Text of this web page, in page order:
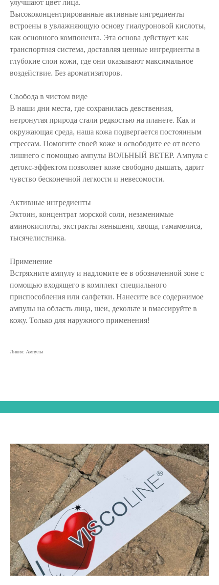
улучшают цвет лица.
Высококонцентрированные активные ингредиенты
встроены в увлажняющую основу гиалуроновой кислоты,
как основного компонента. Эта основа действует как
транспортная система, доставляя ценные ингредиенты в
глубокие слои кожи, где они оказывают максимальное
воздействие. Без ароматизаторов.
Свобода в чистом виде
В наши дни места, где сохранилась девственная,
нетронутая природа стали редкостью на планете. Как и
окружающая среда, наша кожа подвергается постоянным
стрессам. Помогите своей коже и освободите ее от всего
лишнего с помощью ампулы ВОЛЬНЫЙ ВЕТЕР. Ампула с
детокс-эффектом позволяет коже свободно дышать, дарит
чувство бесконечной легкости и невесомости.
Активные ингредиенты
Эктоин, концентрат морской соли, незаменимые
аминокислоты, экстракты женьшеня, хвоща, гамамелиса,
тысячелистника.
Применение
Встряхните ампулу и надломите ее в обозначенной зоне с
помощью входящего в комплект специального
приспособления или салфетки. Нанесите все содержимое
ампулы на область лица, шеи, декольте и вмассируйте в
кожу. Только для наружного применения!
Линия: Ампулы